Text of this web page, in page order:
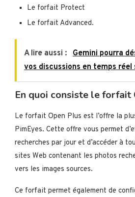
Le forfait Protect
Le forfait Advanced.
A lire aussi : Gemini pourra
vos discussions en temps réel
En quoi consiste le forfait
Le forfait Open Plus est l’offre la
PimEyes. Cette offre vous permet
recherches par jour et d’accéder à
sites Web contenant les photos
vers les images sources.
Ce forfait permet également de